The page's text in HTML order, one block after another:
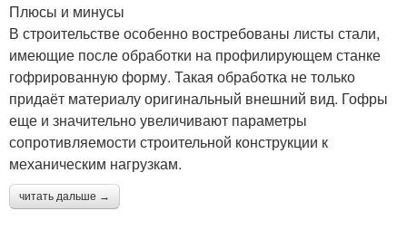
Плюсы и минусы
В строительстве особенно востребованы листы стали,
имеющие после обработки на профилирующем станке
гофрированную форму. Такая обработка не только
придаёт материалу оригинальный внешний вид. Гофры
еще и значительно увеличивают параметры
сопротивляемости строительной конструкции к
механическим нагрузкам.
читать дальше →